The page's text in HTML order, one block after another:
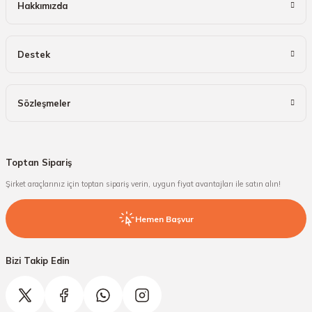
Hakkımızda
Destek
Sözleşmeler
Toptan Sipariş
Şirket araçlarınız için toptan sipariş verin, uygun fiyat avantajları ile satın alın!
Hemen Başvur
Bizi Takip Edin